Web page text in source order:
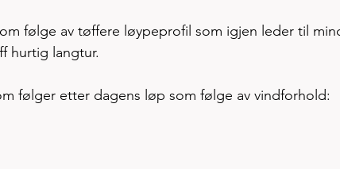
følge av tøffere løypeprofil som igjen leder til
hurtig langtur.
følger etter dagens løp som følge av vindforhold: